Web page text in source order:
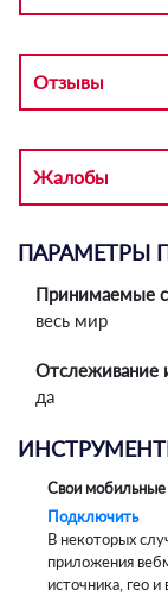
Отзывы
Жалобы
ПАРАМЕТРЫ
Принимаемые
весь мир
Отслеживание
да
Свои
Подключить
В некоторых
приложения
источника, гео